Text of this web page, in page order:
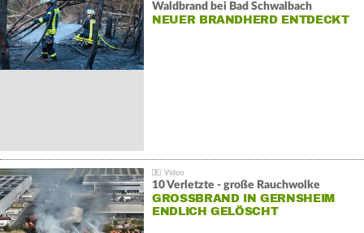
Waldbrand bei Bad Schwalbach
NEUER BRANDHERD ENTDECKT
10 Verletzte - große Rauchwolke
GROSSBRAND IN GERNSHEIM E
NDLICH GELÖSCHT